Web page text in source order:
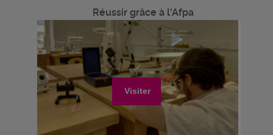
Réussir grâce à l'Afpa
Visiter